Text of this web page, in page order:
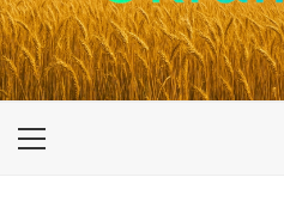
UKRAINE-IS
ПОДОРОЖI ПО УКРАЇНІ
Primary